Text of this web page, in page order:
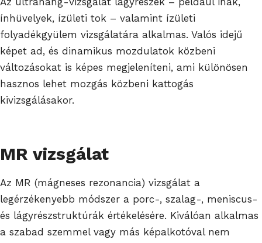
ínhüvelyek, ízületi tok – valamint ízületi
folyadékgyülem vizsgálatára alkalmas. Valós idejű
képet ad, és dinamikus mozdulatok közbeni
változásokat is képes megjeleníteni, ami különösen
hasznos lehet mozgás közbeni kattogás
kivizsgálásakor.
MR vizsgálat
Az MR (mágneses rezonancia) vizsgálat a
legérzékenyebb módszer a porc-, szalag-, meniscus-
és lágyrészstruktúrák értékelésére. Kiválóan alkalmas
a szabad szemmel vagy más képalkotóval nem